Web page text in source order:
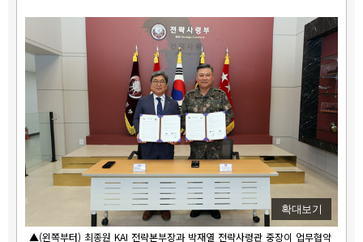
확대보기
▲(왼쪽부터) 최종원 KAI 전략본부장과 박재열 전략사령관 중장이 업무협약